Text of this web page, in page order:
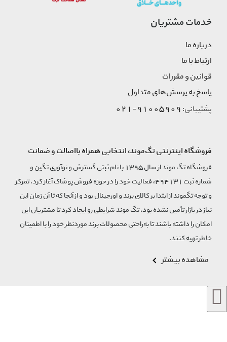
خدمات مشتریان
درباره ما
ارتباط با ما
قوانین و مقررات
پاسخ به پرسش‌های متداول
پشتیبانی:91005909-021
فروشگاه اینترنتی تگ‌موند، انتخابی همراه بااصالت و ضمانت
فروشگاه تگ موند از سال 1395 با نام ثبتی گسترش و نوآوری تگین و
شماره ثبت 494131، فعالیت خود را در حوزه فروش پوشاک آغاز کرد. تمرکز
و توجه تگموند از ابتدا بر کالای برند و اورجینال بود و از آنجا که تا آن زمان این
نیاز در بازار تأمین نشده بود، تگ موند شرایطی رو ایجاد کرد تا مشتریان این
امکان را داشته باشند تا به‌راحتی محصولات برند مورد‌نظر خود را با اطمینان
خاطر تهیه کنند.
مشاهده بیشتر